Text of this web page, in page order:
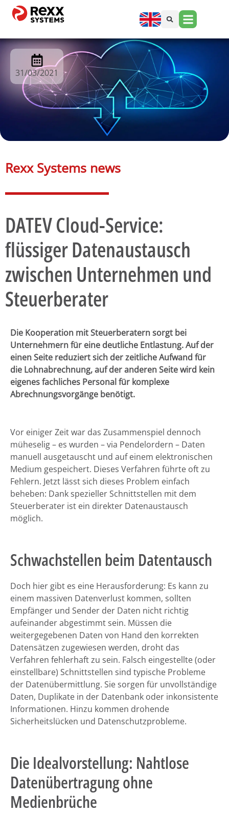
31/03/2021
Rexx Systems news​
DATEV Cloud-Service:
flüssiger Datenaustausch
zwischen Unternehmen und
Steuerberater
Die Kooperation mit Steuerberatern sorgt bei
Unternehmern für eine deutliche Entlastung. Auf der
einen Seite reduziert sich der zeitliche Aufwand für
die Lohnabrechnung, auf der anderen Seite wird kein
eigenes fachliches Personal für komplexe
Abrechnungsvorgänge benötigt.
Vor einiger Zeit war das Zusammenspiel dennoch
müheselig – es wurden – via Pendelordern – Daten
manuell ausgetauscht und auf einem elektronischen
Medium gespeichert. Dieses Verfahren führte oft zu
Fehlern. Jetzt lässt sich dieses Problem einfach
beheben: Dank spezieller Schnittstellen mit dem
Steuerberater ist ein direkter Datenaustausch
möglich.
Schwachstellen beim Datentausch
Doch hier gibt es eine Herausforderung: Es kann zu
einem massiven Datenverlust kommen, sollten
Empfänger und Sender der Daten nicht richtig
aufeinander abgestimmt sein. Müssen die
weitergegebenen Daten von Hand den korrekten
Datensätzen zugewiesen werden, droht das
Verfahren fehlerhaft zu sein. Falsch eingestellte (oder
einstellbare) Schnittstellen sind typische Probleme
der Datenübermittlung. Sie sorgen für unvollständige
Daten, Duplikate in der Datenbank oder inkonsistente
Informationen. Hinzu kommen drohende
Sicherheitslücken und Datenschutzprobleme.
Die Idealvorstellung: Nahtlose
Datenübertragung ohne
Medienbrüche